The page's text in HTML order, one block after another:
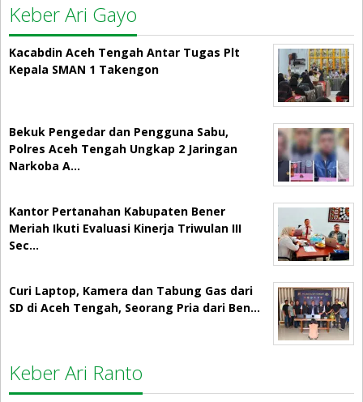
Keber Ari Gayo
Kacabdin Aceh Tengah Antar Tugas Plt
Kepala SMAN 1 Takengon
Bekuk Pengedar dan Pengguna Sabu,
Polres Aceh Tengah Ungkap 2 Jaringan
Narkoba A…
Kantor Pertanahan Kabupaten Bener
Meriah Ikuti Evaluasi Kinerja Triwulan III
Sec…
Curi Laptop, Kamera dan Tabung Gas dari
SD di Aceh Tengah, Seorang Pria dari Ben…
Keber Ari Ranto